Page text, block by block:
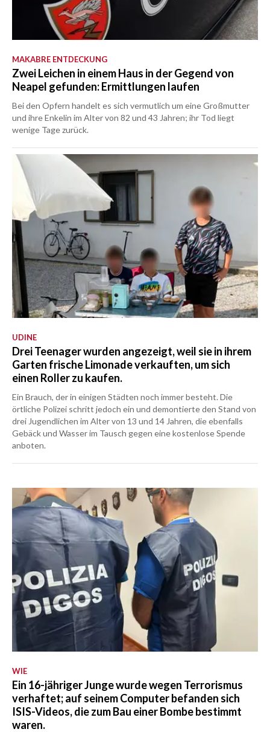
MAKABRE ENTDECKUNG
Zwei Leichen in einem Haus in der Gegend von
Neapel gefunden: Ermittlungen laufen
Bei den Opfern handelt es sich vermutlich um eine Großmutter
und ihre Enkelin im Alter von 82 und 43 Jahren; ihr Tod liegt
wenige Tage zurück.
UDINE
Drei Teenager wurden angezeigt, weil sie in ihrem
Garten frische Limonade verkauften, um sich
einen Roller zu kaufen.
Ein Brauch, der in einigen Städten noch immer besteht. Die
örtliche Polizei schritt jedoch ein und demontierte den Stand von
drei Jugendlichen im Alter von 13 und 14 Jahren, die ebenfalls
Gebäck und Wasser im Tausch gegen eine kostenlose Spende
anboten.
WIE
Ein 16-jähriger Junge wurde wegen Terrorismus
verhaftet; auf seinem Computer befanden sich
ISIS-Videos, die zum Bau einer Bombe bestimmt
waren.